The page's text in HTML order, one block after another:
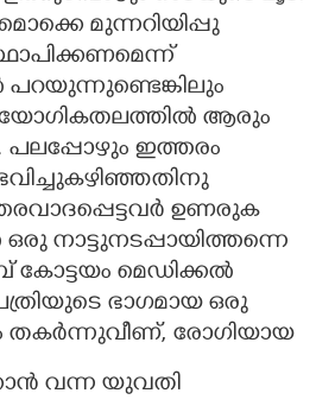
മുന്നറിയിപ്പു
പറയുന്നുണ്ടെങ്കിലും
ആരും
പലപ്പോഴും ഇത്തരം
ഉണരുക
നാട്ടുനടപ്പായിത്തന്നെ
കോട്ടയം മെഡിക്കൽ
ഭാഗമായ ഒരു
തകർന്നുവീണ്,​ രോഗിയായ
വന്ന യുവതി